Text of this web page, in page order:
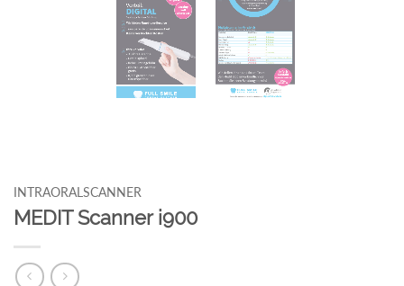
INTRAORALSCANNER
MEDIT Scanner i900